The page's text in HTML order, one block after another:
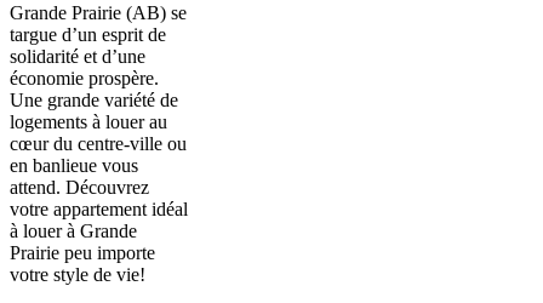
Grande Prairie (AB) se
targue d’un esprit de
solidarité et d’une
économie prospère.
Une grande variété de
logements à louer au
cœur du centre-ville ou
en banlieue vous
attend. Découvrez
votre appartement idéal
à louer à Grande
Prairie peu importe
votre style de vie!